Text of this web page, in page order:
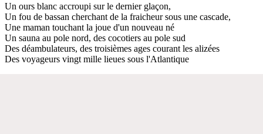
Un ours blanc accroupi sur le dernier glaçon,
Un fou de bassan cherchant de la fraicheur sous une cascade,
Une maman touchant la joue d'un nouveau né
Un sauna au pole nord, des cocotiers au pole sud
Des déambulateurs, des troisièmes ages courant les alizées
Des voyageurs vingt mille lieues sous l'Atlantique